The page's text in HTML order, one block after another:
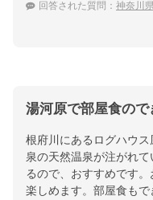
回答された質問： 神奈川県
湯河原で部屋食ので
根府川にあるログハウ
泉の天然温泉が注がれ
るので、おすすめです
楽しめます。部屋食も